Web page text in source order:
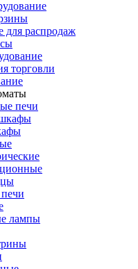
для распродаж
торговли
печи
лампы